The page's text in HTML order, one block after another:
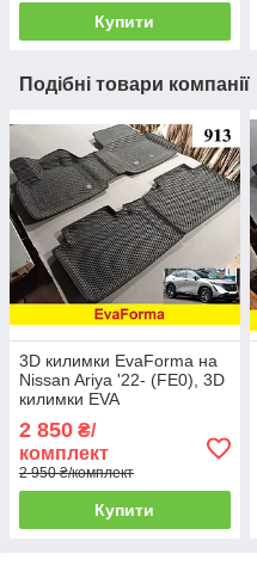
Купити
Подібні товари компанії
3D килимки EvaForma на
Nissan Ariya '22- (FE0), 3D
килимки EVA
2 850 ₴/
комплект
2 950 ₴/комплект
Купити